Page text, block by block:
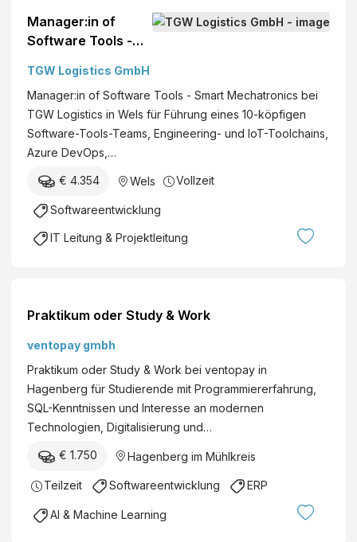
Manager:in of
Software Tools -
Mechatronics
TGW Logistics GmbH
Manager:in of Software Tools - Smart Mechatronics bei
TGW Logistics in Wels für Führung eines 10-köpfigen
Software-Tools-Teams, Engineering- und IoT-Toolchains,
Azure DevOps,…
€ 4.354 Wels Vollzeit
Softwareentwicklung
IT Leitung & Projektleitung
Praktikum oder Study & Work
ventopay gmbh
Praktikum oder Study & Work bei ventopay in
Hagenberg für Studierende mit Programmiererfahrung,
SQL-Kenntnissen und Interesse an modernen
Technologien, Digitalisierung und…
€ 1.750 Hagenberg im Mühlkreis
Teilzeit Softwareentwicklung ERP
AI & Machine Learning